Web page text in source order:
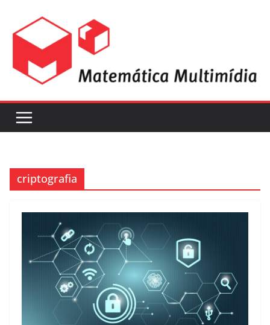
criptografia